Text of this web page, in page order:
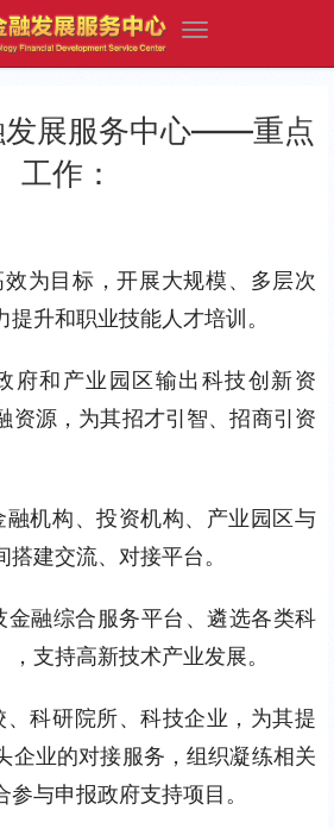
发展服务中心——重点
工作：
效为目标，开展大规模、多层次
升和职业技能人才培训。
府和产业园区输出科技创新资
资源，为其招才引智、招商引资
融机构、投资机构、产业园区与
建交流、对接平台。
金融综合服务平台、遴选各类科
支持高新技术产业发展。
、科研院所、科技企业，为其提
企业的对接服务，组织凝练相关
与申报政府支持项目。